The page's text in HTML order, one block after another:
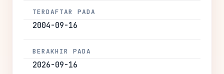
TERDAFTAR PADA
2004-09-16
BERAKHIR PADA
2026-09-16